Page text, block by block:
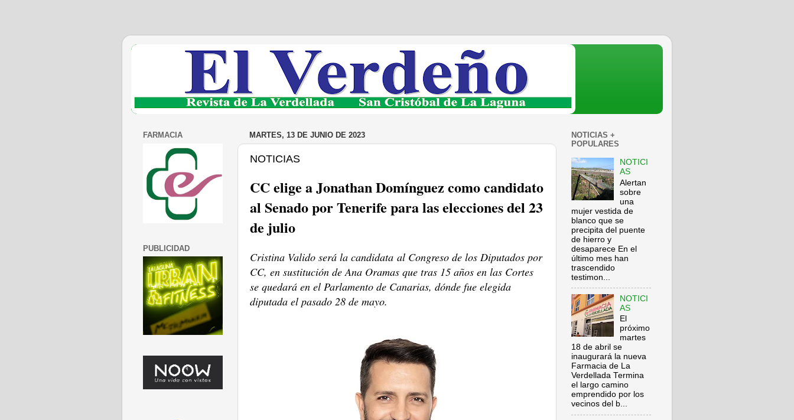
MARTES, 13 DE JUNIO DE 2023
NOTICIAS
CC elige a Jonathan Domínguez como candidato
al Senado por Tenerife para las elecciones del 23
de julio
Cristina Valido será la candidata al Congreso de los Diputados por
CC, en sustitución de Ana Oramas que tras 15 años en las Cortes
se quedará en el Parlamento de Canarias, dónde fue elegida
diputada el pasado 28 de mayo.
FARMACIA
PUBLICIDAD
NOTICIAS +
POPULARES
NOTICI
AS
Alertan
sobre
una
mujer vestida de
blanco que se
precipita del puente
de hierro y
desaparece En el
último mes han
trascendido
testimon...
NOTICI
AS
El
próximo
martes
18 de abril se
inaugurará la nueva
Farmacia de La
Verdellada Termina
el largo camino
emprendido por los
vecinos del b...